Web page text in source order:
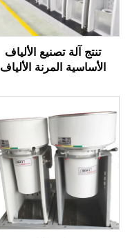
تنتج آلة تصنيع الألياف
الأساسية المرنة الألياف